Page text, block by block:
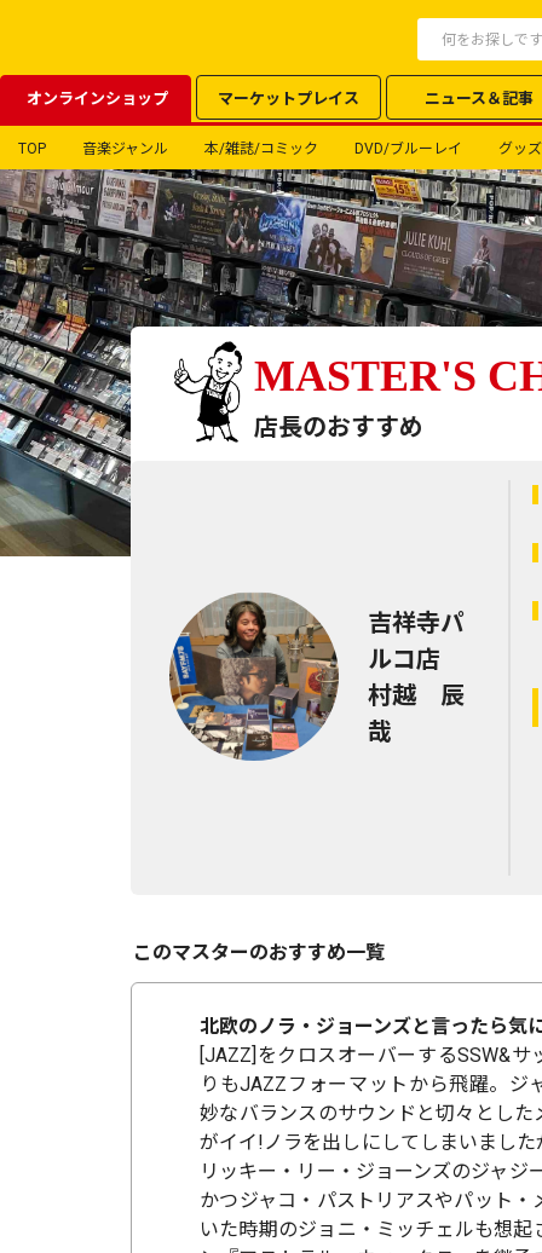
オンラインショップ マーケットプレイス ニュース＆記事
TOP 音楽ジャンル 本/雑誌/コミック DVD/ブルーレイ グッズ
MASTER'S
店長のおすすめ
吉祥寺パ
ルコ店
村越 辰
哉
このマスターのおすすめ一覧
北欧のノラ・ジョーンズと言ったら気
[JAZZ]をクロスオーバーするSSW&
りもJAZZフォーマットから飛躍。ジ
妙なバランスのサウンドと切々とした
がイイ!ノラを出しにしてしまいまし
リッキー・リー・ジョーンズのジャジ
かつジャコ・パストリアスやパット・
いた時期のジョニ・ミッチェルも想